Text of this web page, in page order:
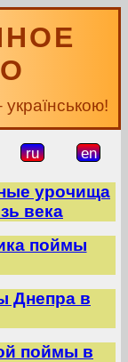
ru en
урочища
века
поймы
Днепра в
поймы в